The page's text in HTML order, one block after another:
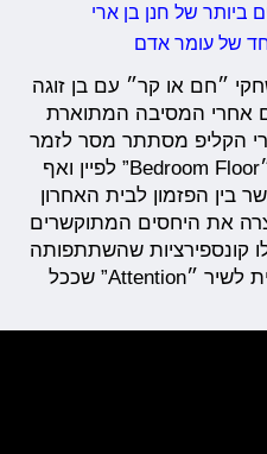
של עומר אדם
״חם או קר״ עם בן זוגה
אחרי המסיבה המתוארת
הקליפ מסתתר מסר לזמר
צארלי פאת׳ שכתב את השיר ״Bedroom Floor” לפיין ואף
בין הפזמון לבית האחרון
את היחסים המתוקשרים
קונספירציות שהשתתפותה
של תורן בקליפ היא תגובה נגדית לשיר ״Attention” שככל